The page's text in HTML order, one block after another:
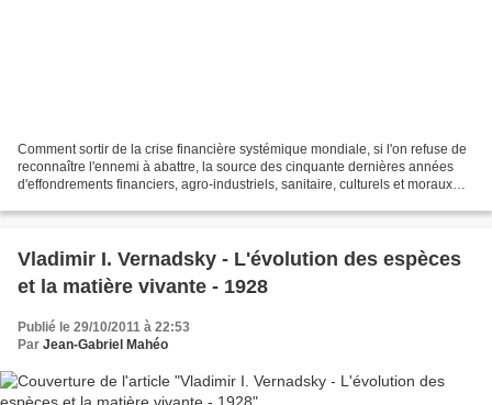
Comment sortir de la crise financière systémique mondiale, si l'on refuse de
reconnaître l'ennemi à abattre, la source des cinquante dernières années
d'effondrements financiers, agro-industriels, sanitaire, culturels et moraux
Vladimir I. Vernadsky - L'évolution des espèces
et la matière vivante - 1928
Publié le 29/10/2011 à 22:53
Par Jean-Gabriel Mahéo